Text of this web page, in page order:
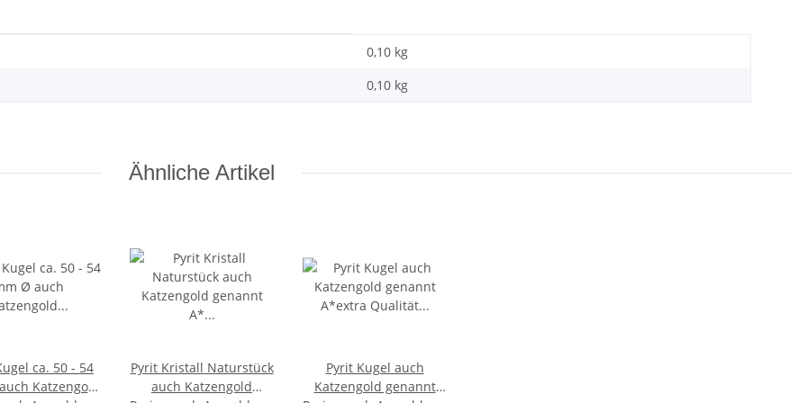
0,10 kg
0,10 kg
Ähnliche Artikel
ca. 50 - 54
Katzengold
Pyrit Kristall Naturstück
auch Katzengold
Pyrit Kugel auch
Katzengold genannt